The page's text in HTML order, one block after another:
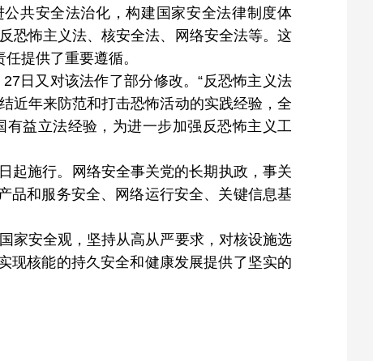
共安全法治化，构建国家安全法律制度体
恐怖主义法、核安全法、网络安全法等。这
提供了重要遵循。
日又对该法作了部分修改。“反恐怖主义法
近年来防范和打击恐怖活动的实践经验，全
益立法经验，为进一步加强反恐怖主义工
起施行。网络安全事关党的长期执政，事关
品和服务安全、网络运行安全、关键信息基
家安全观，坚持从高从严要求，对核设施选
现核能的持久安全和健康发展提供了坚实的